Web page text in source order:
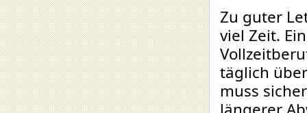
Zu guter
viel Zeit.
täglich
muss